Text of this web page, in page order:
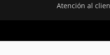
Atención al